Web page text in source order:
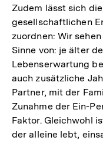
Zudem lässt sich
gesellschaftlichen
zuordnen: Wir
Sinne von: je älter
Lebenserwartung
auch zusätzliche
Partner, mit der
Zunahme der Ein-
Faktor. Gleichwohl
der alleine lebt,